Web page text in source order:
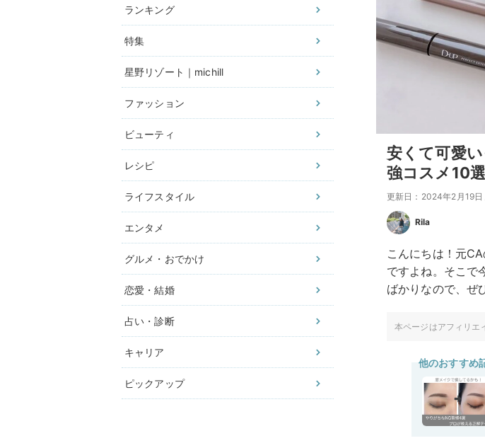
ランキング
特集
星野リゾート｜michill
ファッション
ビューティ
レシピ
ライフスタイル
エンタメ
グルメ・おでかけ
恋愛・結婚
占い・診断
キャリア
ピックアップ
安くて可愛
強コスメ10選
更新日：2024年2月19日
Rila
こんにちは！元
ですよね。そこで
ばかりなので、ぜ
本ページはアフィリエ
他のおすすめ